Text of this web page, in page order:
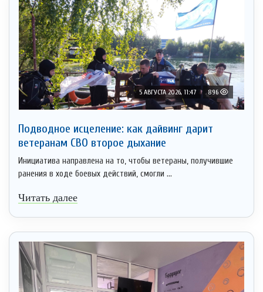
5 АВГУСТА 2026, 11:47 896
Подводное исцеление: как дайвинг дарит
ветеранам СВО второе дыхание
Инициатива направлена на то, чтобы ветераны, получившие
ранения в ходе боевых действий, смогли ...
Читать далее